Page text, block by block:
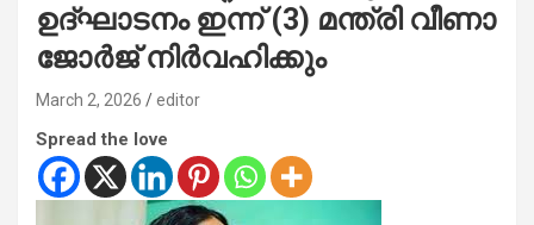
ഉദ്ഘാടനം ഇന്ന് (3) മന്ത്രി വീണാ
ജോർജ് നിർവഹിക്കും
March 2, 2026 editor
Spread the love